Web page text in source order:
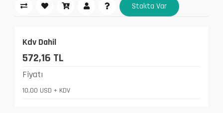
Stokta Var
Kdv Dahil
572,16 TL
Fiyatı
10,00 USD + KDV